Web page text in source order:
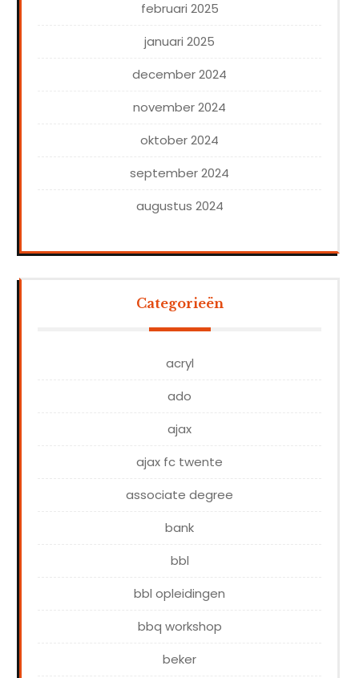
februari 2025
januari 2025
december 2024
november 2024
oktober 2024
september 2024
augustus 2024
Categorieën
acryl
ado
ajax
ajax fc twente
associate degree
bank
bbl
bbl opleidingen
bbq workshop
beker